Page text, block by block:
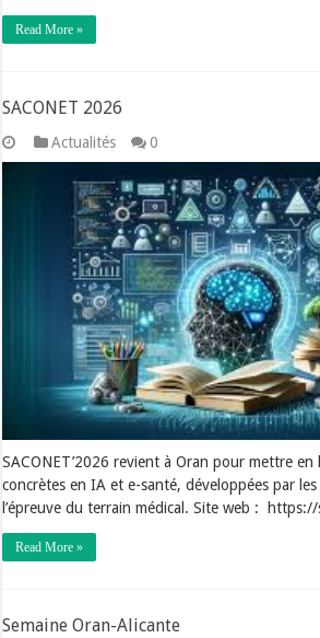
Read More »
SACONET 2026
Actualités 0
SACONET’2026 revient à Oran pour mettre
concrètes en IA et e-santé, développées par
l’épreuve du terrain médical. Site web :
Read More »
Semaine Oran-Alicante